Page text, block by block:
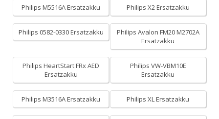
Philips M5516A Ersatzakku Philips X2 Ersatzakku
Philips 0582-0330 Ersatzakku
Philips Avalon FM20 M2702A
Ersatzakku
Philips HeartStart FRx AED
Ersatzakku
Philips VW-VBM10E
Ersatzakku
Philips M3516A Ersatzakku Philips XL Ersatzakku